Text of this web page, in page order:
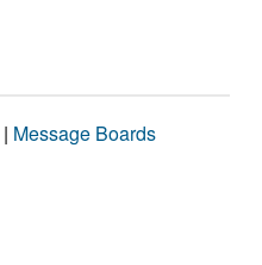
| Message Boards